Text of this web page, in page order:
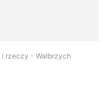
rzeczy - Wałbrzych